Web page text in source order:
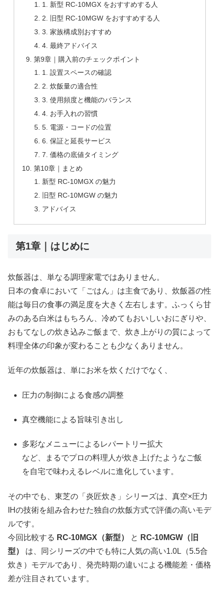
1. 新型 RC-10MGX をおすすめする人
2. 旧型 RC-10MGW をおすすめする人
3. 家族構成別おすすめ
4. 最終アドバイス
第9章｜購入前のチェックポイント
1. 設置スペースの確認
2. 炊飯量の適合性
3. 使用頻度と機能のバランス
4. お手入れの習慣
5. 電源・コードの位置
6. 保証と延長サービス
7. 価格の底値タイミング
第10章｜まとめ
新型 RC-10MGX の魅力
旧型 RC-10MGW の魅力
アドバイス
第1章｜はじめに
炊飯器は、単なる調理家電ではありません。
日本の食卓において「ごはん」は主食であり、炊飯器の性
能は毎日の食事の満足度を大きく左右します。ふっくら甘
みのある白米はもちろん、冷めてもおいしいおにぎりや、
おもてなしの炊き込みご飯まで、炊き上がりの質によって
料理全体の印象が変わることも少なくありません。
近年の炊飯器は、単にお米を炊くだけでなく、
圧力の制御による食感の調整
真空機能による旨味引き出し
多彩なメニューによるレパートリー拡大
など、まるでプロの料理人が炊き上げたようなご飯
を自宅で味わえるレベルに進化しています。
その中でも、東芝の「炎匠炊き」シリーズは、真空×圧力
IHの技術を組み合わせた独自の炊飯方式で評価の高いモデ
ルです。
今回比較する RC-10MGX（新型） と RC-10MGW（旧
型）
は、同シリーズの中でも特に人気の高い1.0L（5.5合
炊き）モデルであり、発売時期の違いによる機能差・価格
差が注目されています。